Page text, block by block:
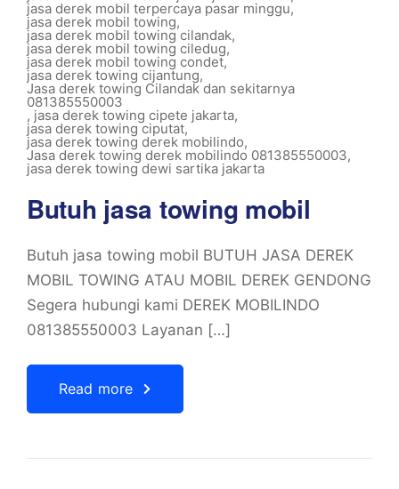
jasa derek mobil terpercaya pasar minggu,
jasa derek mobil towing,
jasa derek mobil towing cilandak,
jasa derek mobil towing ciledug,
jasa derek mobil towing condet,
jasa derek towing cijantung,
Jasa derek towing Cilandak dan sekitarnya
081385550003
, jasa derek towing cipete jakarta,
jasa derek towing ciputat,
jasa derek towing derek mobilindo,
Jasa derek towing derek mobilindo 081385550003,
jasa derek towing dewi sartika jakarta
Butuh jasa towing mobil
Butuh jasa towing mobil BUTUH JASA DEREK
MOBIL TOWING ATAU MOBIL DEREK GENDONG
Segera hubungi kami DEREK MOBILINDO
081385550003 Layanan […]
Read more